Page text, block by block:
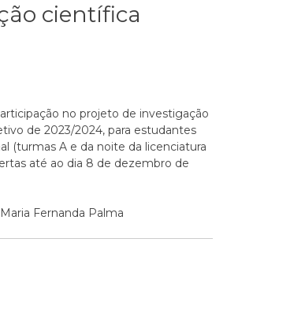
científica
no projeto de investigação
de 2023/2024, para estudantes
(turmas A e da noite da licenciatura
até ao dia 8 de dezembro de
Fernanda Palma